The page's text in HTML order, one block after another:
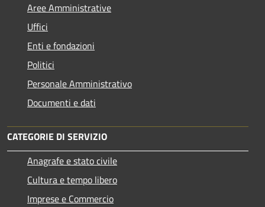
Aree Amministrative
Uffici
Enti e fondazioni
Politici
Personale Amministrativo
Documenti e dati
CATEGORIE DI SERVIZIO
Anagrafe e stato civile
Cultura e tempo libero
Imprese e Commercio